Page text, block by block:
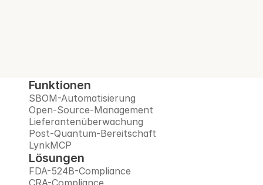
Funktionen
SBOM-Automatisierung
Open-Source-Management
Lieferantenüberwachung
Post-Quantum-Bereitschaft
LynkMCP
Lösungen
FDA-524B-Compliance
CRA-Compliance